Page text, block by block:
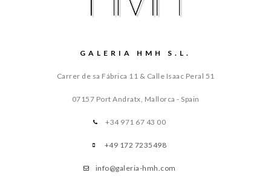
GALERIA HMH S.L.
Carrer de sa Fábrica 11 & Calle Isaac Peral 51
07157 Port Andratx, Mallorca - Spain
+34 971 67 43 00
+49 172 7235498
info@galeria-hmh.com